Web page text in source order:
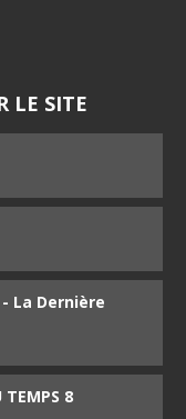
LE SITE
- La Dernière
TEMPS 8